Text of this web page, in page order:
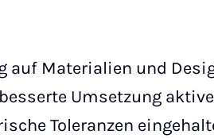
auf Materialien und
Umsetzung
Toleranzen